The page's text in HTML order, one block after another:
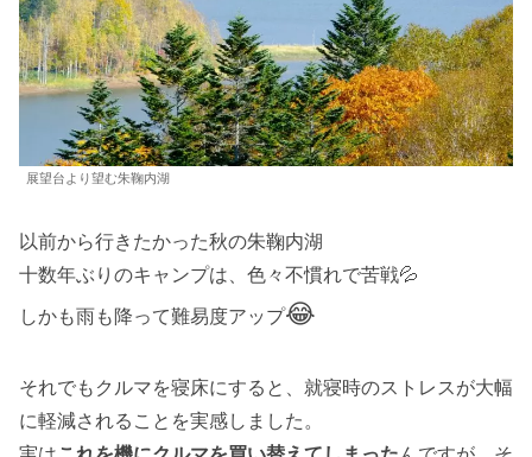
展望台より望む朱鞠内湖
以前から行きたかった秋の朱鞠内湖
十数年ぶりのキャンプは、色々不慣れで苦戦💦
しかも雨も降って難易度アップ😂
それでもクルマを寝床にすると、就寝時のストレスが大幅
に軽減されることを実感しました。